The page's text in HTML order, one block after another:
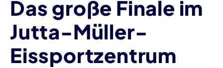
Das große Finale im
Jutta-Müller-
Eissportzentrum